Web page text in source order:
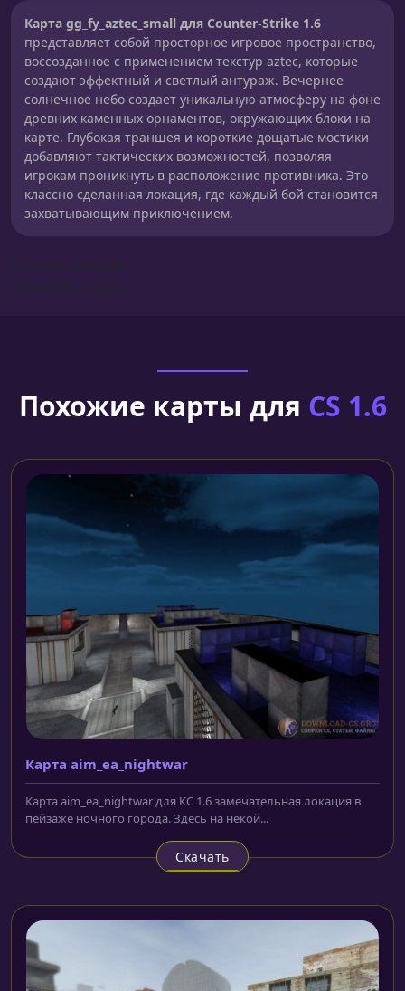
Карта gg_fy_aztec_small для Counter-Strike 1.6
представляет собой просторное игровое пространство,
воссозданное с применением текстур aztec, которые
создают эффектный и светлый антураж. Вечернее
солнечное небо создает уникальную атмосферу на фоне
древних каменных орнаментов, окружающих блоки на
карте. Глубокая траншея и короткие дощатые мостики
добавляют тактических возможностей, позволяя
игрокам проникнуть в расположение противника. Это
классно сделанная локация, где каждый бой становится
захватывающим приключением.
Похожие карты для CS 1.6
Карта aim_ea_nightwar
Карта aim_ea_nightwar для КС 1.6 замечательная локация в
пейзаже ночного города. Здесь на некой...
Скачать